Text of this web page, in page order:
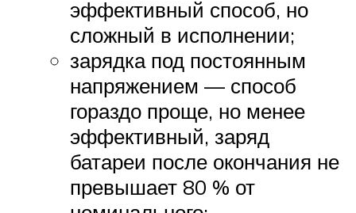
эффективный способ, но
сложный в исполнении;
зарядка под постоянным
напряжением — способ
гораздо проще, но менее
эффективный, заряд
батареи после окончания не
превышает 80 % от